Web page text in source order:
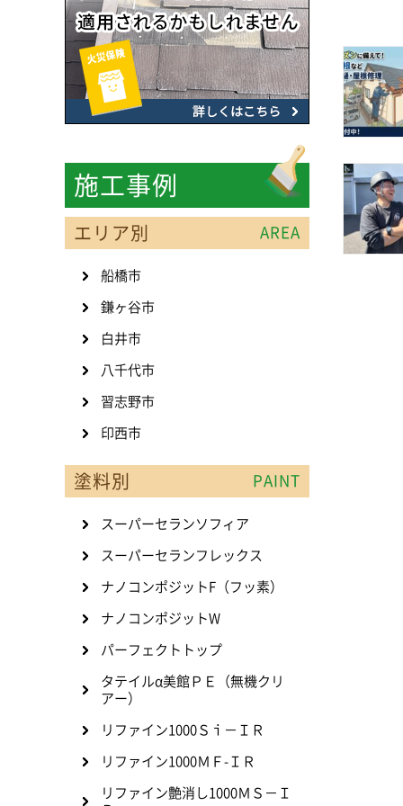
施工事例
エリア別 AREA
船橋市
鎌ヶ谷市
白井市
八千代市
習志野市
印西市
塗料別 PAINT
スーパーセランソフィア
スーパーセランフレックス
ナノコンポジットF（フッ素）
ナノコンポジットW
パーフェクトトップ
タテイルα美館ＰＥ（無機クリ
アー）
リファイン1000Ｓｉ－ＩＲ
リファイン1000ＭＦ-ＩＲ
リファイン艶消し1000ＭＳ－Ｉ